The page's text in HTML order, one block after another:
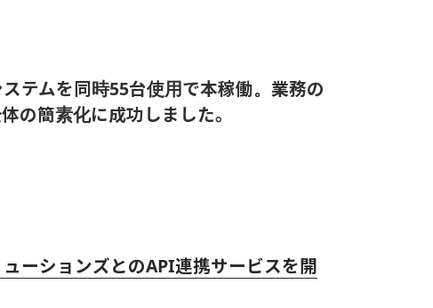
テムを同時55台使用で本稼働。業務の
の簡素化に成功しました。
ーションズとのAPI連携サービスを開